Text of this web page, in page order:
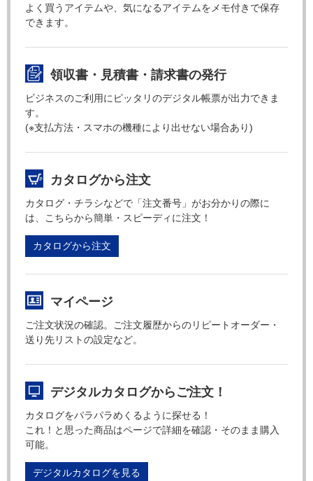
よく買うアイテムや、気になるアイテムをメモ付きで保存
できます。
領収書・見積書・請求書の発行
ビジネスのご利用にピッタリのデジタル帳票が出力できま
す。
(※支払方法・スマホの機種により出せない場合あり)
カタログから注文
カタログ・チラシなどで「注文番号」がお分かりの際に
は、こちらから簡単・スピーディに注文！
カタログから注文
マイページ
ご注文状況の確認。ご注文履歴からのリピートオーダー・
送り先リストの設定など。
デジタルカタログからご注文！
カタログをパラパラめくるように探せる！
これ！と思った商品はページで詳細を確認・そのまま購入
可能。
デジタルカタログを見る